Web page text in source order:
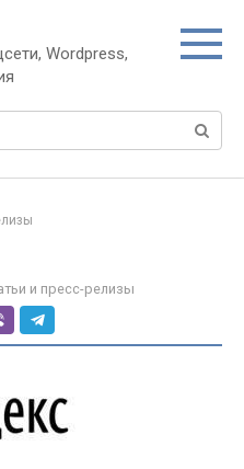
Wordpress,
и пресс-релизы